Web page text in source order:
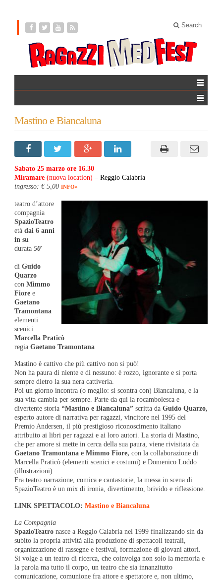
Search
Mastino e Biancaluna
Sabato 25 marzo ore 16.30
Miramare (nuova location) – Reggio Calabria
ingresso: € 5,00 INFO»
teatro d’attore
compagnia
SpazioTeatro
età dai 6 anni
in su
durata 50′
di Guido
Quarzo
con Mimmo
Fiore e
Gaetano
Tramontana
elementi
scenici
Marcella Praticò
regia Gaetano Tramontana
Mastino è cattivo che più cattivo non si può!
Non ha paura di niente e di nessuno: è rozzo, ignorante e si porta
sempre dietro la sua nera cattiveria.
Poi un giorno incontra (o meglio: si scontra con) Biancaluna, e la
sua vita cambia per sempre. Parte da qui la rocambolesca e
divertente storia “Mastino e Biancaluna” scritta da Guido Quarzo,
esperto autore di narrativa per ragazzi, vincitore nel 1995 del
Premio Andersen, il più prestigioso riconoscimento italiano
attribuito ai libri per ragazzi e ai loro autori. La storia di Mastino,
che per amore si mette in cerca della sua paura, viene rivisitata da
Gaetano Tramontana e Mimmo Fiore, con la collaborazione di
Marcella Praticò (elementi scenici e costumi) e Domenico Loddo
(illustrazioni).
Fra teatro narrazione, comica e cantastorie, la messa in scena di
SpazioTeatro è un mix di ironia, divertimento, brivido e riflessione.
LINK SPETTACOLO: Mastino e Biancaluna
La Compagnia
SpazioTeatro nasce a Reggio Calabria nel 1999 finalizzando sin da
subito la propria attività alla produzione di spettacoli teatrali,
organizzazione di rassegne e festival, formazione di giovani attori.
Si volge a un teatro di ricerca, che coinvolga non solo la memoria e
la parola ma tutto il corpo, un teatro che sia innanzitutto
comunicazione, comunione fra attore e spettatore e, non ultimo,